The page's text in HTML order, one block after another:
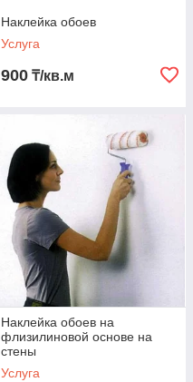
Наклейка обоев
Услуга
900 ₸/кв.м
Наклейка обоев на
флизилиновой основе на
стены
Услуга